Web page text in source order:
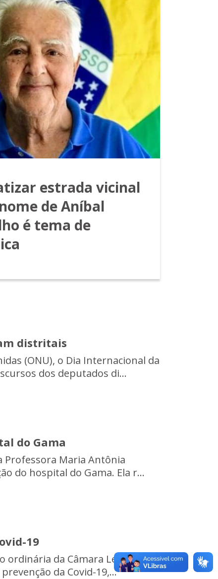
estrada vicinal
de Aníbal
é tema de
distritais
(ONU), o Dia Internacional da
dos deputados di...
do Gama
Professora Maria Antônia
do hospital do Gama. Ela r...
19
ordinária da Câmara Legislativa
da Covid-19,...